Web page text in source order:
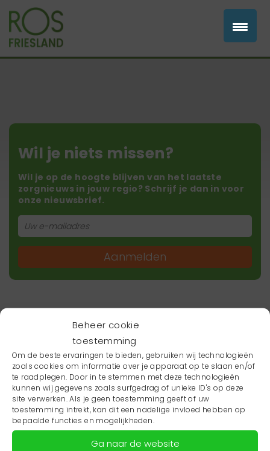
Beheer cookie
toestemming
Om de beste ervaringen te bieden, gebruiken wij technologieën
zoals cookies om informatie over je apparaat op te slaan en/of
te raadplegen. Door in te stemmen met deze technologieën
kunnen wij gegevens zoals surfgedrag of unieke ID's op deze
site verwerken. Als je geen toestemming geeft of uw
toestemming intrekt, kan dit een nadelige invloed hebben op
bepaalde functies en mogelijkheden.
Ga naar de website
Wil je niets missen?
Wil je op de hoogte blijven van het laatste
zorgnieuws in jouw regio? Schrijf je dan in voor
onze nieuwsbrief.
Aanmelden